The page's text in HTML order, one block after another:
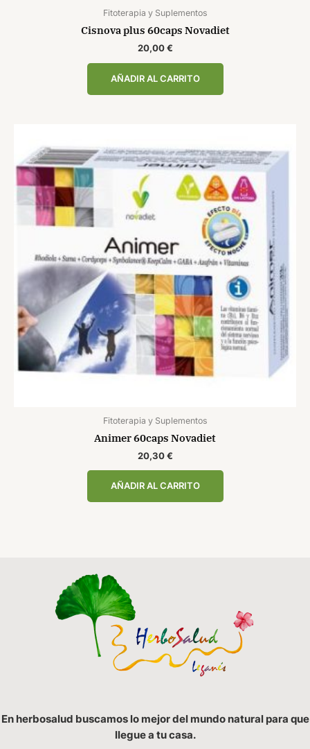
Fitoterapia y Suplementos
Cisnova plus 60caps Novadiet
20,00€
AÑADIR AL CARRITO
Fitoterapia y Suplementos
Animer 60caps Novadiet
20,30€
AÑADIR AL CARRITO
En herbosalud buscamos lo mejor del mundo natural para que
llegue a tu casa.